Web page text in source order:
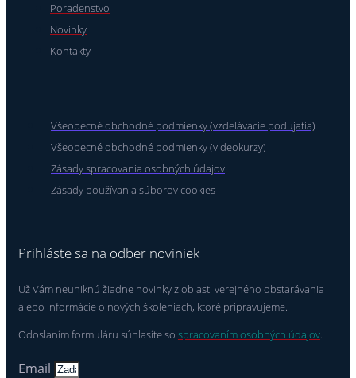
Poradenstvo
Novinky
Kontakty
Všeobecné obchodné podmienky (vzdelávacie podujatia)
Všeobecné obchodné podmienky (videokurzy)
Zásady spracovania osobných údajov
Zásady používania súborov cookies
Prihláste sa na odber noviniek
Už Vám neuniknú žiadne novinky z oblasti verejného obstarávania
alebo informácie o nových školeniach, ktoré pripravujeme.
Odoslaním formuláru súhlasíte so spracovaním osobných údajov.
Email